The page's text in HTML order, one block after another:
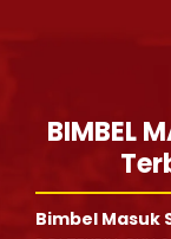
BIMBEL
Bimbel Masuk